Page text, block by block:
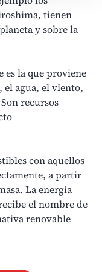
tienen
y sobre la
es la queproviene
el agua, el viento,
recursos
con aquellos
a partir
La energía
el nombre de
renovable